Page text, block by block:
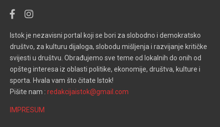
Istok je nezavisni portal koji se bori za slobodno i demokratsko
društvo, za kulturu dijaloga, slobodu mišljenja i razvijanje kritičke
svijesti u društvu. Obrađujemo sve teme od lokalnih do onih od
opšteg interesa iz oblasti politike, ekonomije, društva, kulture i
sporta. Hvala vam što čitate Istok!
Pišite nam : redakcijaistok@gmail.com
IMPRESUM